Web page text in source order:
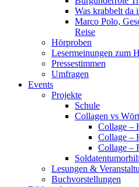
Was krabbelt da
Marco Polo,
Reise
Hörproben
Lesermeinungen zum
Pressestimmen
Umfragen
Events
Projekte
Schule
Collagen vs
Collage –
Collage –
Collage –
Lesungen &
Buchvorstellungen